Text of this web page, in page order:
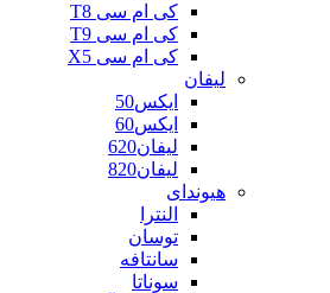
کی ام سی T8
کی ام سی T9
کی ام سی X5
لیفان
ایکس50
ایکس60
لیفان620
لیفان820
هیوندای
النترا
توسان
سانتافه
سوناتا